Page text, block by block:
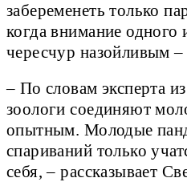
забеременеть только
когда внимание одного
чересчур назойливым –
– По словам эксперта
зоологи соединяют
опытным. Молодые
спариваний только
себя, – рассказывает